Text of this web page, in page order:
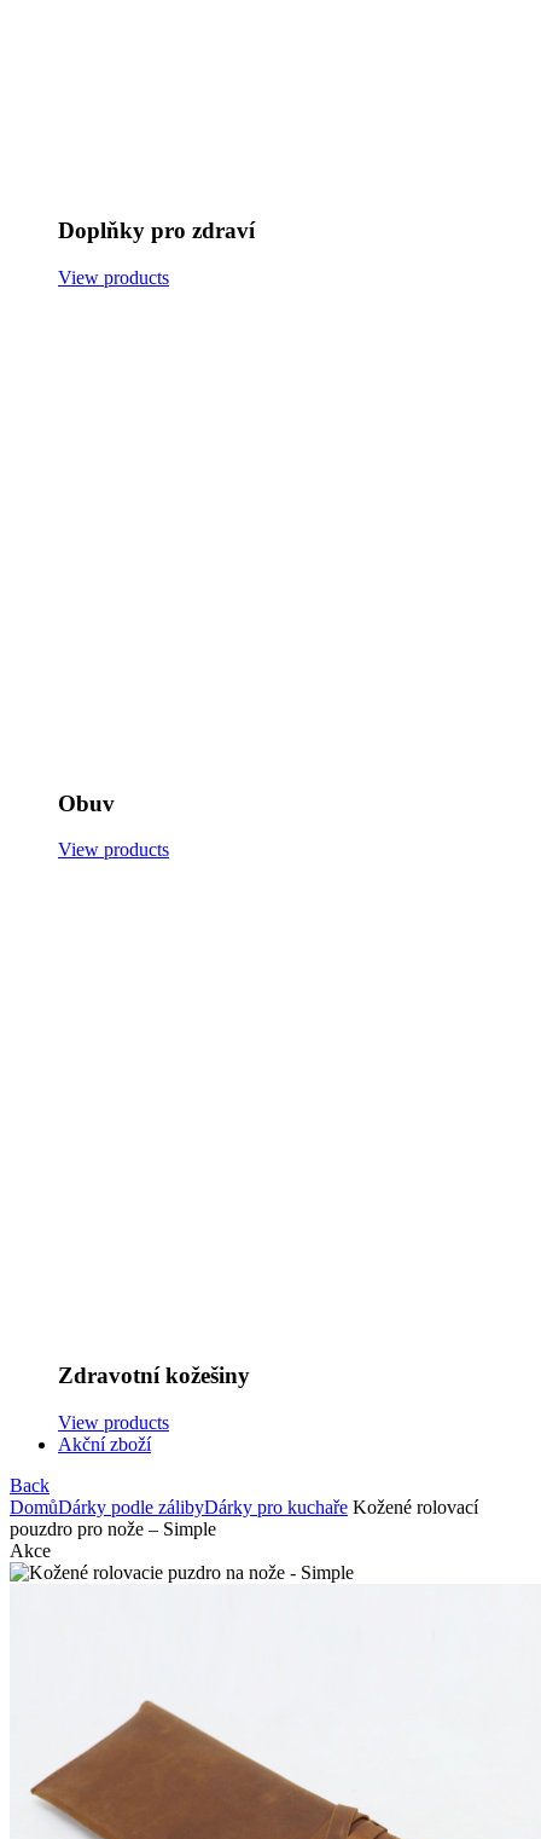
Doplňky pro zdraví
View products
Obuv
View products
Zdravotní kožešiny
View products
Akční zboží
Back
DomůDárky podle zálibyDárky pro kuchaře Kožené rolovací
pouzdro pro nože – Simple
Akce